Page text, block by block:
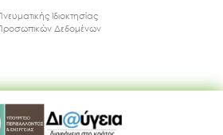
Ιδιοκτησίας
Δεδομένων